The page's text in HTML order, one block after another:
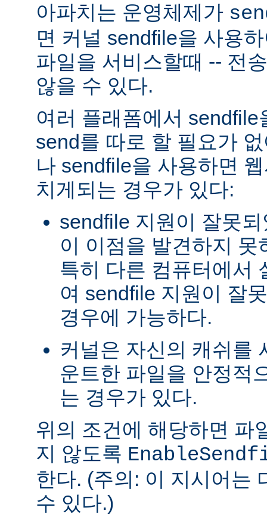
아파치는 운영체제가
면 커널 sendfile을 사용
파일을 서비스할때 -- 전
않을 수 있다.
여러 플래폼에서
send를 따로 할 필요가
나 sendfile을 사용하면
치게되는 경우가 있다:
sendfile 지원이 잘못
이 이점을 발견하지
특히 다른 컴퓨터에서
여 sendfile 지원이 잘
경우에 가능하다.
커널은 자신의 캐쉬를
운트한 파일을 안정적
는 경우가 있다.
위의 조건에 해당하면 파
지 않도록
한다. (주의: 이 지시어는
수 있다.)